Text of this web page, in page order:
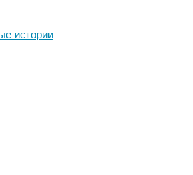
истории
проблемы